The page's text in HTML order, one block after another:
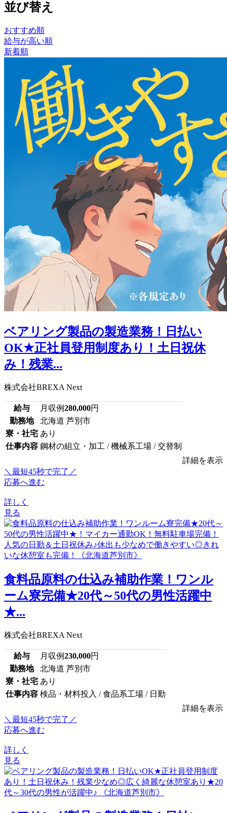
並び替え
おすすめ順
給与が高い順
新着順
ベアリング製品の製造業務！日払い
OK★正社員登用制度あり！土日祝休
み！残業...
株式会社BREXA Next
給与 月収例280,000円
勤務地
北海道 芦別市
寮・社宅 あり
仕事内容 鋼材の組立・加工 / 機械系工場 / 交替制
詳細を表示
＼最短45秒で完了／
応募へ進む
詳しく
見る
食料品原料の仕込み補助作業！ワンル
ーム寮完備★20代～50代の男性活躍中
★...
株式会社BREXA Next
給与 月収例230,000円
勤務地
北海道 芦別市
寮・社宅 あり
仕事内容 検品・材料投入 / 食品系工場 / 日勤
詳細を表示
＼最短45秒で完了／
応募へ進む
詳しく
見る